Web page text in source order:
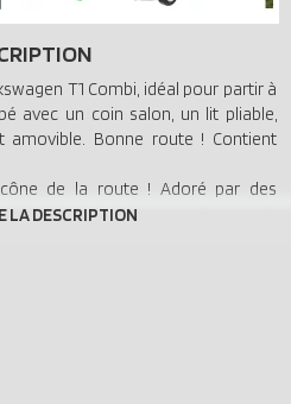
T1 Combi, idéal pour partir à
avec un coin salon, un lit pliable,
amovible. Bonne route ! Contient
de la route ! Adoré par des
ont parcouru le monde